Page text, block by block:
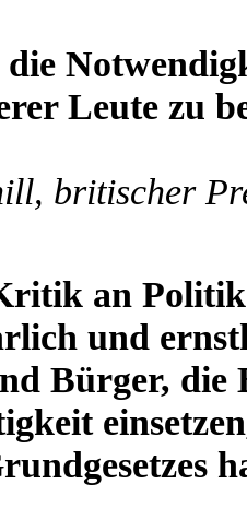
Leute zu
britischer
an
und
Bürger, die